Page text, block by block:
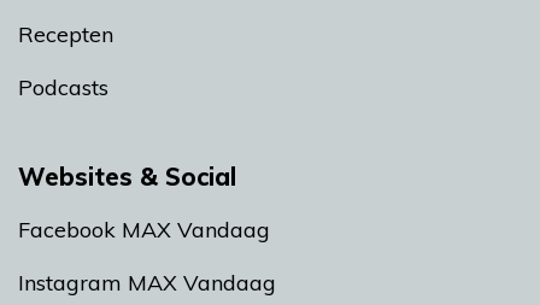
Recepten
Podcasts
Websites & Social
Facebook MAX Vandaag
Instagram MAX Vandaag